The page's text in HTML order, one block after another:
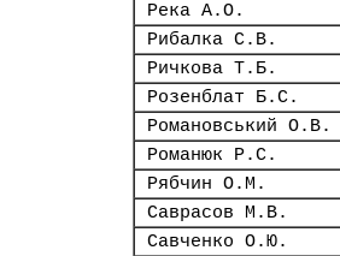
Река А.О.
Рибалка С.В.
Ричкова Т.Б.
Розенблат Б.С.
Романовський О.В.
Романюк Р.С.
Рябчин О.М.
Саврасов М.В.
Савченко О.Ю.